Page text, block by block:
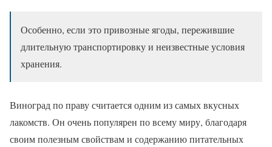
Особенно, если это привозные ягоды, пережившие
длительную транспортировку и неизвестные условия
хранения.
Виноград по праву считается одним из самых вкусных
лакомств. Он очень популярен по всему миру, благодаря
своим полезным свойствам и содержанию питательных